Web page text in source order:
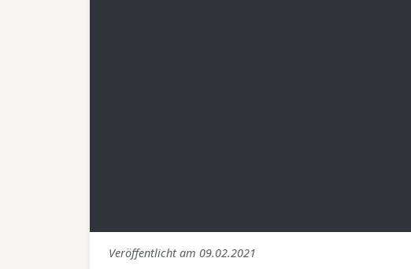
Veröffentlicht am 09.02.2021